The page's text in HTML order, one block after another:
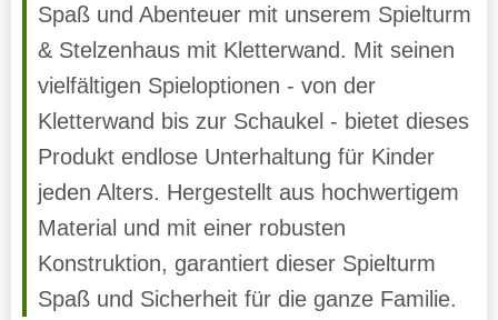
Spaß und Abenteuer mit unserem Spielturm
& Stelzenhaus mit Kletterwand. Mit seinen
vielfältigen Spieloptionen - von der
Kletterwand bis zur Schaukel - bietet dieses
Produkt endlose Unterhaltung für Kinder
jeden Alters. Hergestellt aus hochwertigem
Material und mit einer robusten
Konstruktion, garantiert dieser Spielturm
Spaß und Sicherheit für die ganze Familie.